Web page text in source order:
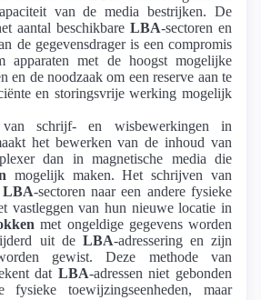
van de media bestrijken. De
aantal beschikbare LBA-sectoren en
de gegevensdrager is een compromis
apparaten met de hoogst mogelijke
en de noodzaak om een ​​reserve aan te
en storingsvrije werking mogelijk
schrijf- en wisbewerkingen in
het bewerken van de inhoud van
dan in magnetische media die
mogelijk maken. Het schrijven van
LBA-sectoren naar een andere fysieke
vastleggen van hun nieuwe locatie in
met ongeldige gegevens worden
uit de LBA-adressering en zijn
gewist. Deze methode van
dat LBA-adressen niet gebonden
fysieke toewijzingseenheden, maar